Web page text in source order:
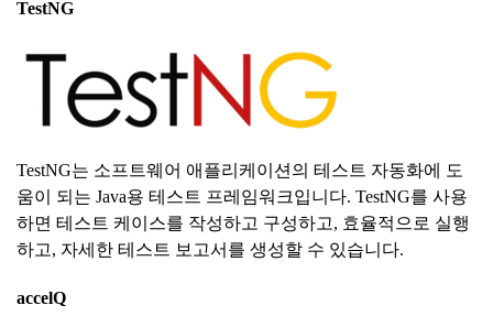
TestNG
TestNG는 소프트웨어 애플리케이션의 테스트 자동화에 도
움이 되는 Java용 테스트 프레임워크입니다. TestNG를 사용
하면 테스트 케이스를 작성하고 구성하고, 효율적으로 실행
하고, 자세한 테스트 보고서를 생성할 수 있습니다.
accelQ